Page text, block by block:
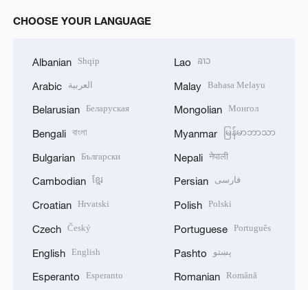
CHOOSE YOUR LANGUAGE
Albanian Shqip
Arabic العربية
Belarusian Беларуская
Bengali বাংলা
Bulgarian Български
Cambodian ខ្មែរ
Croatian Hrvatski
Czech Český
English English
Esperanto Esperanto
Lao ລາວ
Malay Bahasa Melayu
Mongolian Монгол
Myanmar မြန်မာဘာသာ
Nepali नेपाली
Persian فارسی
Polish Polski
Portuguese Português
Pashto پښتو
Romanian Română